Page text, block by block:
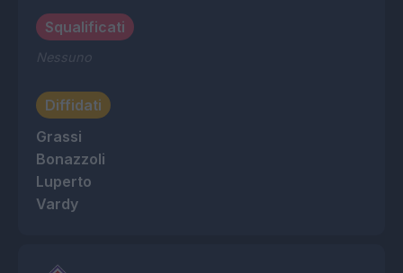
Squalificati
Nessuno
Diffidati
Grassi
Bonazzoli
Luperto
Vardy